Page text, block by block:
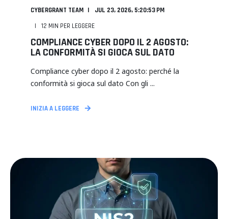
CYBERGRANT TEAM
JUL 23, 2026, 5:20:53 PM
12 MIN PER LEGGERE
COMPLIANCE CYBER DOPO IL 2 AGOSTO:
LA CONFORMITÀ SI GIOCA SUL DATO
Compliance cyber dopo il 2 agosto: perché la
conformità si gioca sul dato Con gli ...
INIZIA A LEGGERE